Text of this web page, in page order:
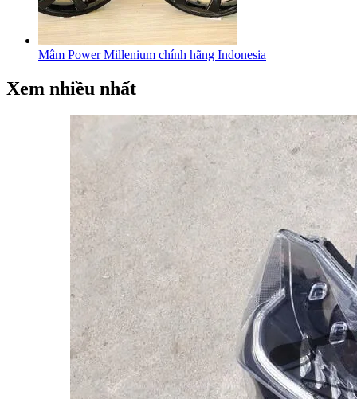
Mâm Power Millenium chính hãng Indonesia
Xem nhiều nhất